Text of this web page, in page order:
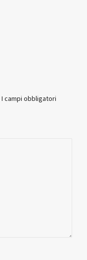
I campi obbligatori